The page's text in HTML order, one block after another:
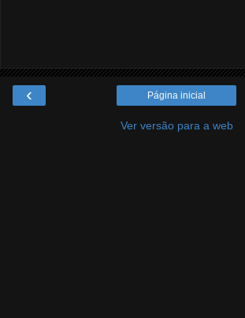
‹ Página inicial
Ver versão para a web